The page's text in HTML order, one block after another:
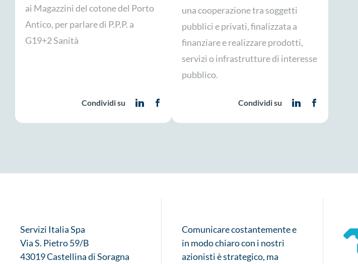
ai Magazzini del cotone del Porto
Antico, per parlare di P.P.P. a
G19+2 Sanità
Condividi su
una cooperazione tra soggetti
pubblici e privati, finalizzata a
finanziare e realizzare prodotti,
servizi o infrastrutture di interesse
pubblico.
Condividi su
Servizi Italia Spa
Via S. Pietro 59/B
43019 Castellina di Soragna
Comunicare costantemente e
in modo chiaro con i nostri
azionisti è strategico, ma